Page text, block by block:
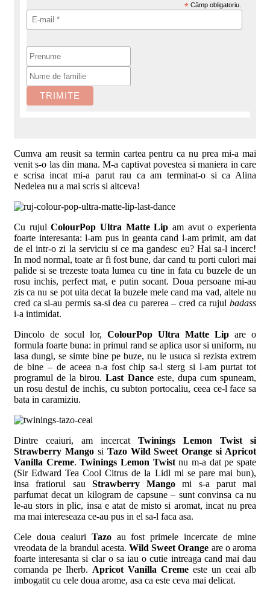
* Câmp obligatoriu.
Cumva am reusit sa termin cartea pentru ca nu prea mi-a mai
venit s-o las din mana. M-a captivat povestea si maniera in care
e scrisa incat mi-a parut rau ca am terminat-o si ca Alina
Nedelea nu a mai scris si altceva!
Cu rujulColourPop Ultra Matte Lipam avut o experienta
foarte interesanta: l-am pus in geanta cand l-am primit, am dat
de el intr-o zi la serviciu si ce ma gandesc eu? Hai sa-l incerc!
In mod normal, toate ar fi fost bune, dar cand tu porti culori mai
palide si se trezeste toata lumea cu tine in fata cu buzele de un
rosu inchis, perfect mat, e putin socant. Doua persoane mi-au
zis ca nu se pot uita decat la buzele mele cand ma vad, altele nu
cred ca si-au permis sa-si dea cu parerea – cred ca rujul badass
i-a intimidat.
Dincolo de socul lor, ColourPop Ultra Matte Lip are o
formula foarte buna: in primul rand se aplica usor si uniform, nu
lasa dungi, se simte bine pe buze, nu le usuca si rezista extrem
de bine – de aceea n-a fost chip sa-l sterg si l-am purtat tot
programul de la birou.Last Danceeste, dupa cum spuneam,
un rosu destul de inchis, cu subton portocaliu, ceea ce-l face sa
bata in caramiziu.
Dintre ceaiuri, am incercat Twinings Lemon Twist si
Strawberry Mangosi Tazo Wild Sweet Orange si Apricot
Vanilla Creme.Twinings Lemon Twistnu m-a dat pe spate
(Sir Edward Tea Cool Citrus de la Lidl mi se pare mai bun),
insa fratiorul sau Strawberry Mango mi s-a parut mai
parfumat decat un kilogram de capsune – sunt convinsa ca nu
le-au stors in plic, insa e atat de misto si aromat, incat nu prea
ma mai intereseaza ce-au pus in el sa-l faca asa.
Cele doua ceaiuri Tazoau fost primele incercate de mine
vreodata de la brandul acesta. Wild Sweet Orange are o aroma
foarte interesanta si clar o sa iau o cutie intreaga cand mai dau
comanda pe Iherb. Apricot Vanilla Creme este un ceai alb
imbogatit cu cele doua arome, asa ca este ceva mai delicat.